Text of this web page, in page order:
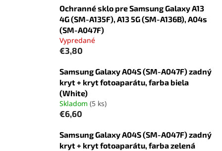
Ochranné sklo pre Samsung Galaxy A13
4G (SM-A135F), A13 5G (SM-A136B), A04s
(SM-A047F)
Vypredané
€3,80
Samsung Galaxy A04S (SM-A047F) zadný
kryt + kryt fotoaparátu, farba biela
(White)
Skladom (5 ks)
€6,60
Samsung Galaxy A04S (SM-A047F) zadný
kryt + kryt fotoaparátu, farba zelená